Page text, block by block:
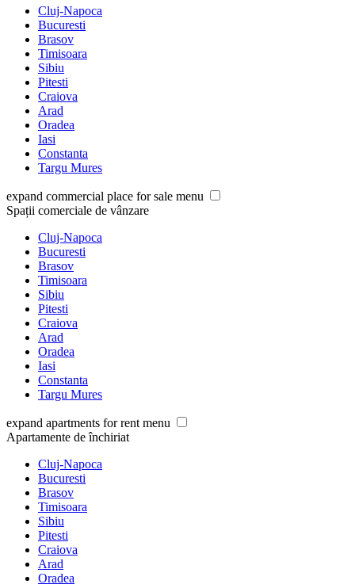
Cluj-Napoca
Bucuresti
Brasov
Timisoara
Sibiu
Pitesti
Craiova
Arad
Oradea
Iasi
Constanta
Targu Mures
expand commercial place for sale menu
Spații comerciale de vânzare
Cluj-Napoca
Bucuresti
Brasov
Timisoara
Sibiu
Pitesti
Craiova
Arad
Oradea
Iasi
Constanta
Targu Mures
expand apartments for rent menu
Apartamente de închiriat
Cluj-Napoca
Bucuresti
Brasov
Timisoara
Sibiu
Pitesti
Craiova
Arad
Oradea